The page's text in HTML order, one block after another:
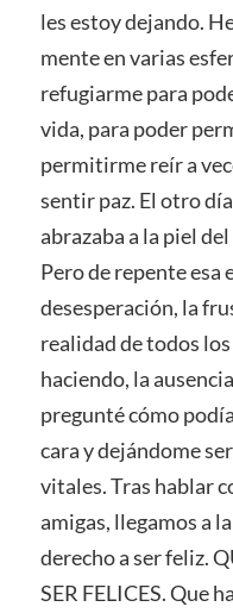
les estoy dejando.
mente en varias
refugiarme para
vida, para poder
permitirme reír a
sentir paz. El otro
abrazaba a la piel
Pero de repente esa
desesperación, la
realidad de todos
haciendo, la
pregunté cómo
cara y dejándome
vitales. Tras hablar
amigas, llegamos a
derecho a ser feliz.
SER FELICES. Que